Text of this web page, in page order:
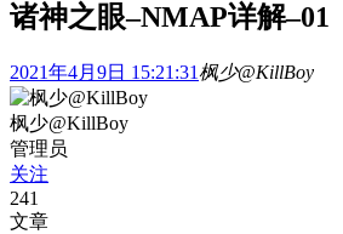
诸神之眼–NMAP详解–01
2021年4月9日 15:21:31枫少@KillBoy
枫少@KillBoy
管理员
关注
241
文章